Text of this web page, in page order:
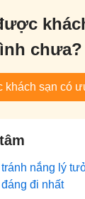
chưa?
khách sạn có
nắng lý
đi nhất